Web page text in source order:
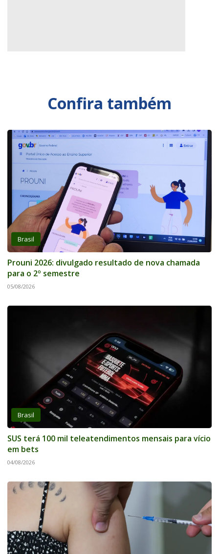
Confira também
Brasil
Prouni 2026: divulgado resultado de nova chamada
para o 2º semestre
05/08/2026
Brasil
SUS terá 100 mil teleatendimentos mensais para vício
em bets
04/08/2026